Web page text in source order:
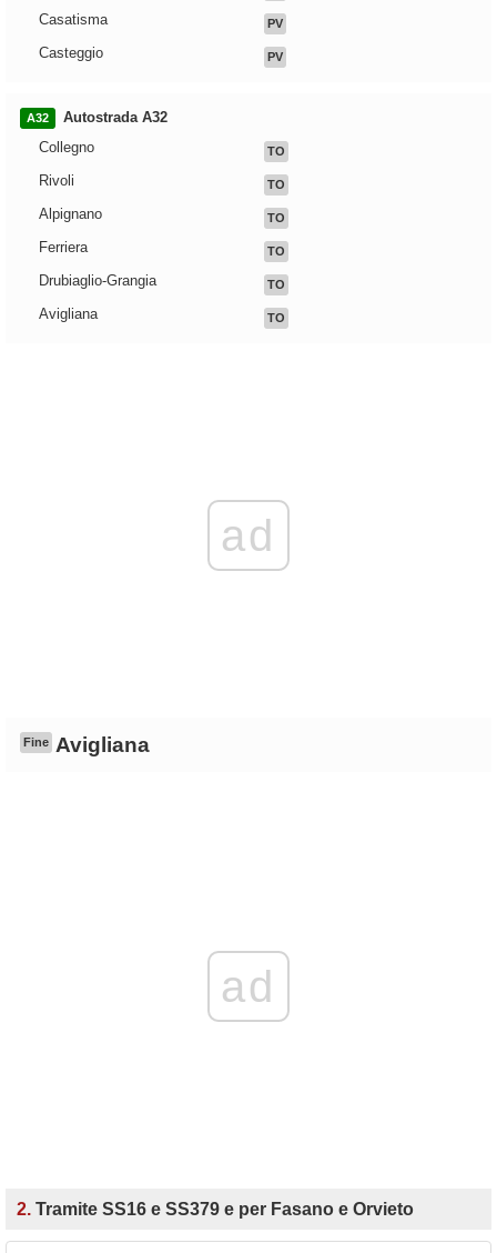
Casatisma PV
Casteggio PV
A32
Autostrada A32
Collegno
TO
Rivoli TO
Alpignano TO
Ferriera TO
Drubiaglio-Grangia TO
Avigliana TO
ad
Fine Avigliana
ad
2. Tramite SS16 e SS379 e per Fasano e Orvieto